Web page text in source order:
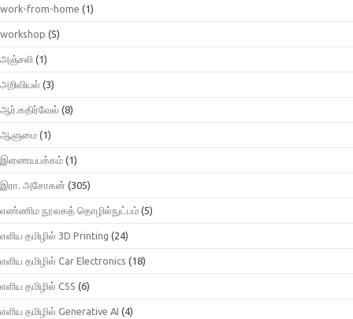
work-from-home (1)
workshop (5)
அஞ்சலி (1)
அறிவியல் (3)
ஆர்.கதிர்வேல் (8)
ஆளுமை (1)
இணையபக்கம் (1)
இரா. அசோகன் (305)
எண்ணிம நூலகத் தொழில்நுட்பம் (5)
எளிய தமிழில் 3D Printing (24)
எளிய தமிழில் Car Electronics (18)
எளிய தமிழில் CSS (6)
எளிய தமிழில் Generative AI (4)